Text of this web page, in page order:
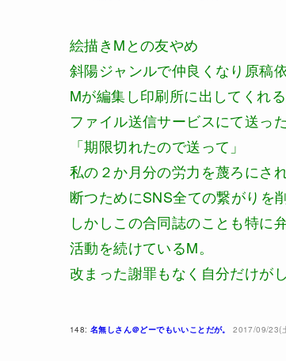
絵描きMとの友やめ
斜陽ジャンルで仲良くなり原稿
Mが編集し印刷所に出してくれ
ファイル送信サービスにて送っ
「期限切れたので送って」
私の２か月分の労力を蔑ろにさ
断つためにSNS全ての繋がりを
しかしこの合同誌のことも特に
活動を続けているM。
改まった謝罪もなく自分だけが
148: 名無しさん＠どーでもいいことだが。 2017/09/23(